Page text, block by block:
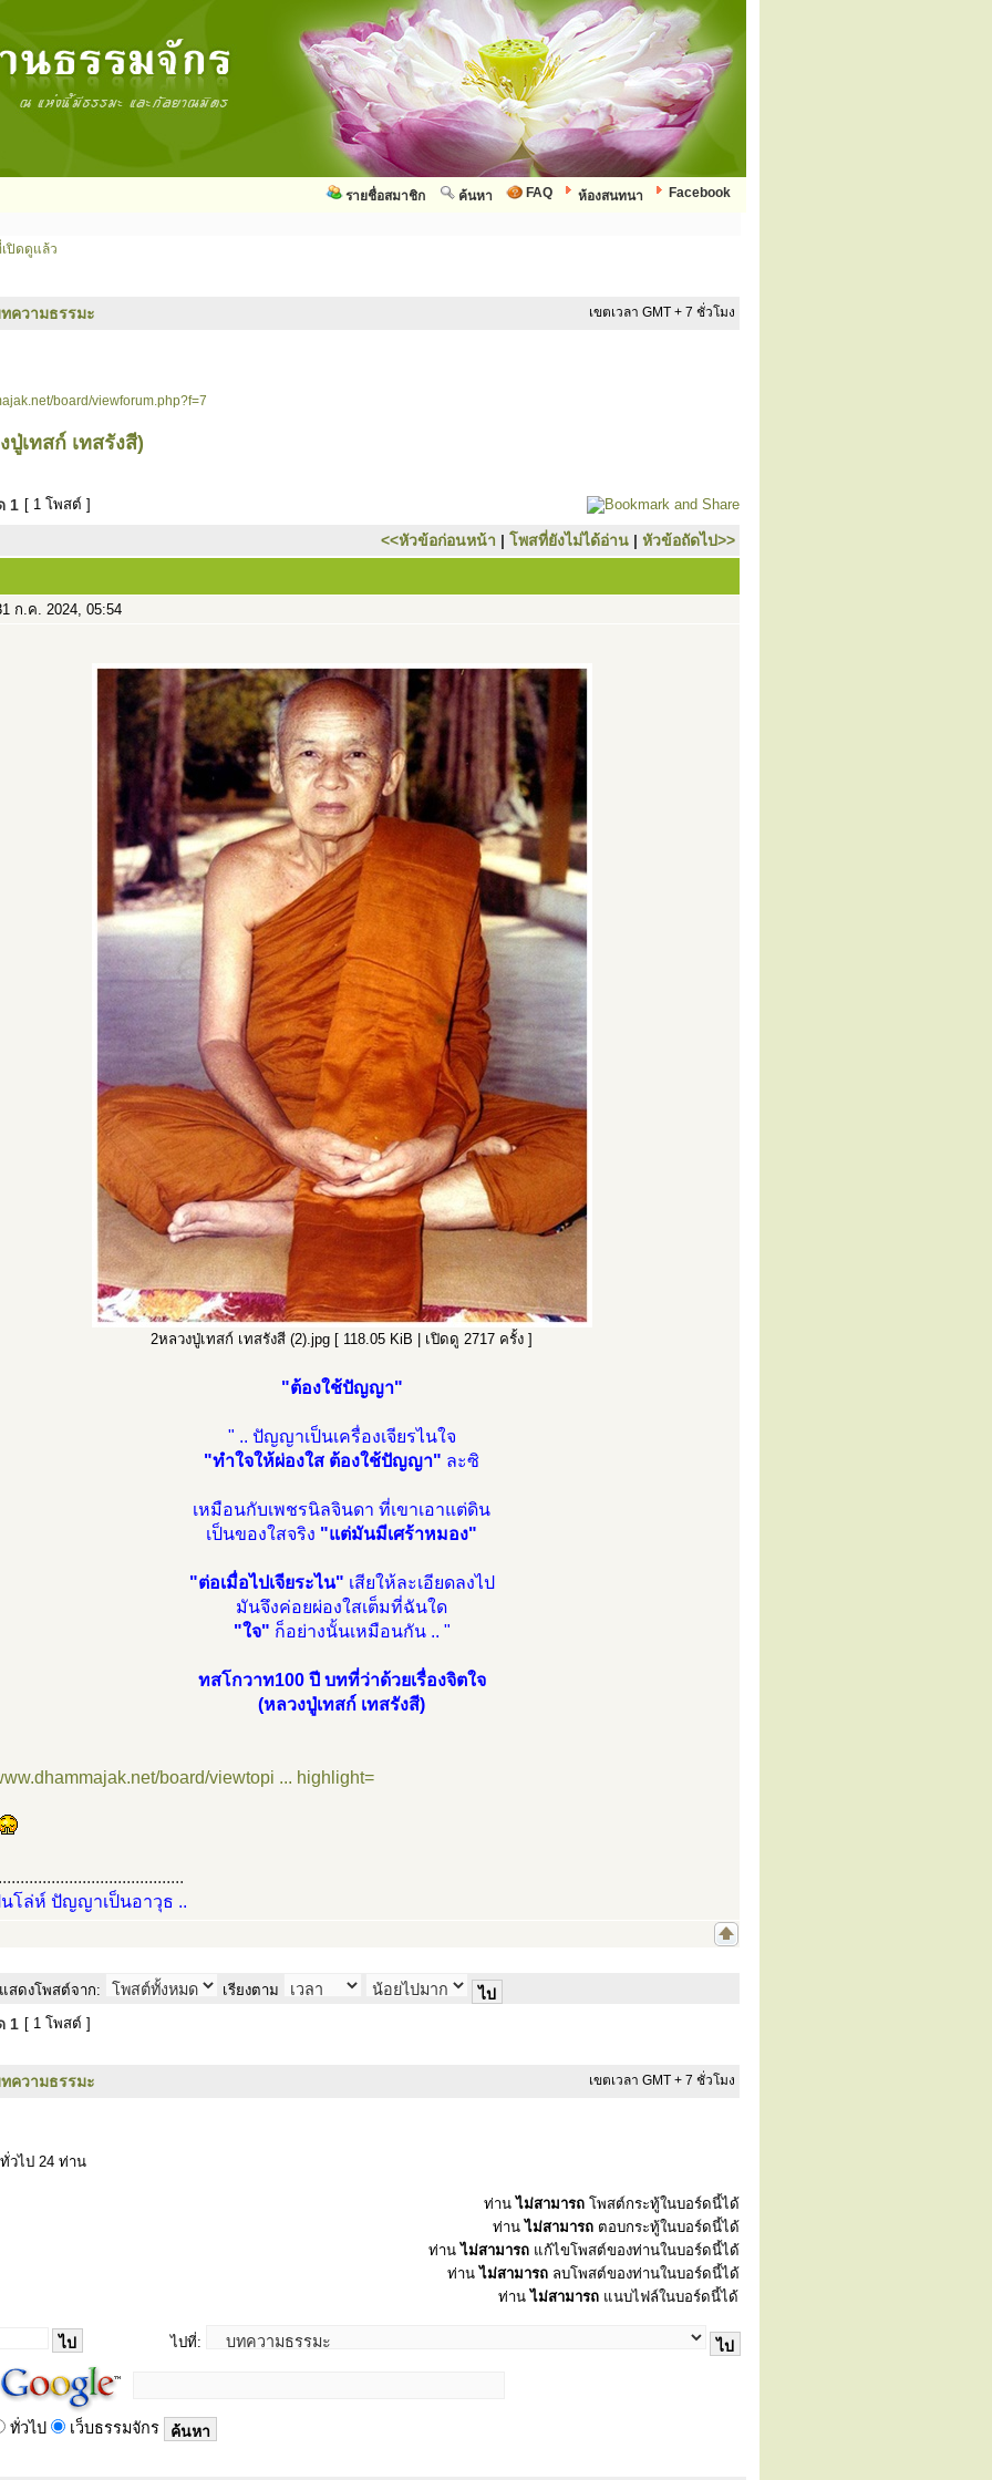
Facebook
ห้องสนทนา
FAQ
ค้นหา
รายชื่อสมาชิก
ปิดดูแล้ว
ความธรรมะ เขตเวลา GMT + 7 ชั่วโมง
board/viewforum.php?f=7
เทสก์ เทสรังสี)
1 [ 1 โพสต์ ]
<<หัวข้อก่อนหน้า | โพสที่ยังไม่ได้อ่าน | หัวข้อถัดไป>>
ก.ค. 2024, 05:54
2หลวงปู่เทสก์ เทสรังสี (2).jpg [ 118.05 KiB | เปิดดู 2717 ครั้ง ]
"ต้องใช้ปัญญา"
" .. ปัญญาเป็นเครื่องเจียรไนใจ
"ทำใจให้ผ่องใส ต้องใช้ปัญญา" ละซิ
เหมือนกับเพชรนิลจินดา ที่เขาเอาแต่ดิน
เป็นของใสจริง "แต่มันมีเศร้าหมอง"
"ต่อเมื่อไปเจียระไน" เสียให้ละเอียดลงไป
มันจึงค่อยผ่องใสเต็มที่ฉันใด
"ใจ" ก็อย่างนั้นเหมือนกัน .. "
ทสโกวาท100 ปี บทที่ว่าด้วยเรื่องจิตใจ
(หลวงปู่เทสก์ เทสรังสี)
board/viewtopi ... highlight=
นโล่ห์ ปัญญาเป็นอาวุธ ..
แสดงโพสต์จาก: เรียงตาม
1 [ 1 โพสต์ ]
ความธรรมะ เขตเวลา GMT + 7 ชั่วโมง
วไป 24 ท่าน
ท่านไม่สามารถ โพสต์กระทู้ในบอร์ดนี้ได้
ท่านไม่สามารถ ตอบกระทู้ในบอร์ดนี้ได้
ท่านไม่สามารถ แก้ไขโพสต์ของท่านในบอร์ดนี้ได้
ท่านไม่สามารถ ลบโพสต์ของท่านในบอร์ดนี้ได้
ท่านไม่สามารถ แนบไฟล์ในบอร์ดนี้ได้
ไปที่:
ทั่วไป เว็บธรรมจักร